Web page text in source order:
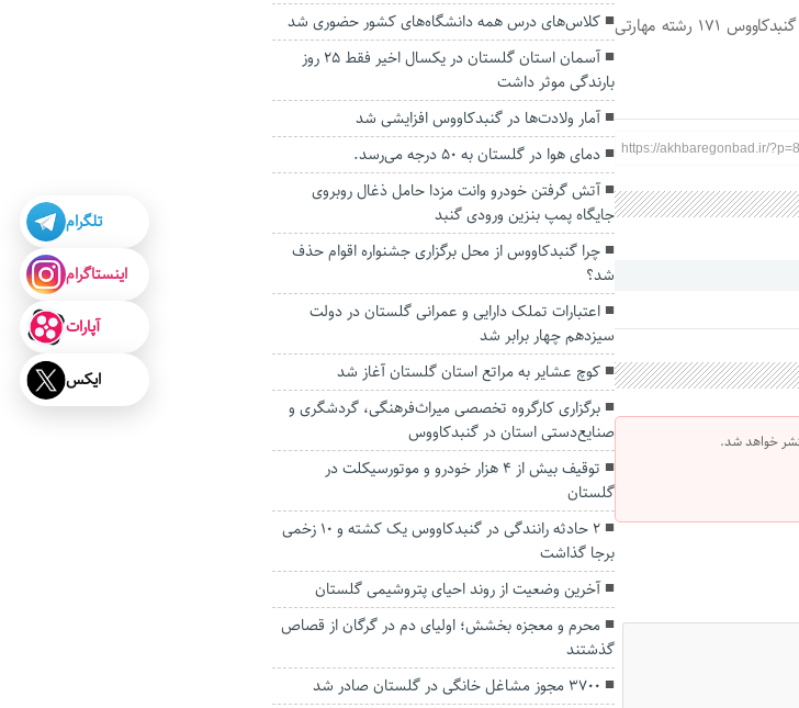
وی گفت: در مرکز فنی و حرفه‌ای دولتی برادران و ۱۳۴ مرکز آموزش فنی و حرفه‌ای آزاد در گنبدکاووس ۱۷۱ رشته مهارتی
https://akhbaregonbad.ir/
خواهد شد.
کلاس‌های درس همه دانشگاه‌های کشور حضوری شد
آسمان استان گلستان در یکسال اخیر فقط ۲۵ روز
بارندگی موثر داشت
آمار ولادت‌ها در گنبدکاووس افزایشی شد
دمای هوا در گلستان به ۵۰ درجه می‌رسد.
آتش گرفتن خودرو وانت مزدا حامل ذغال روبروی
جایگاه پمپ بنزین ورودی گنبد
چرا گنبدکاووس از محل برگزاری جشنواره اقوام حذف
شد؟
اعتبارات تملک دارایی و عمرانی گلستان در دولت
سیزدهم چهار برابر شد
کوچ عشایر به مراتع استان گلستان آغاز شد
برگزاری کارگروه تخصصی میراث‌فرهنگی، گردشگری و
صنایع‌دستی استان در گنبدکاووس
توقیف بیش از ۴ هزار خودرو و موتورسیکلت در
گلستان
۲ حادثه رانندگی در گنبدکاووس یک کشته و ۱۰ زخمی
برجا گذاشت
آخرین وضعیت از روند احیای پتروشیمی گلستان
محرم و معجزه بخشش؛ اولیای دم در گرگان از قصاص
گذشتند
۳۷۰۰ مجوز مشاغل خانگی در گلستان صادر شد
تلگرام
اینستاگرام
آپارات
ایکس